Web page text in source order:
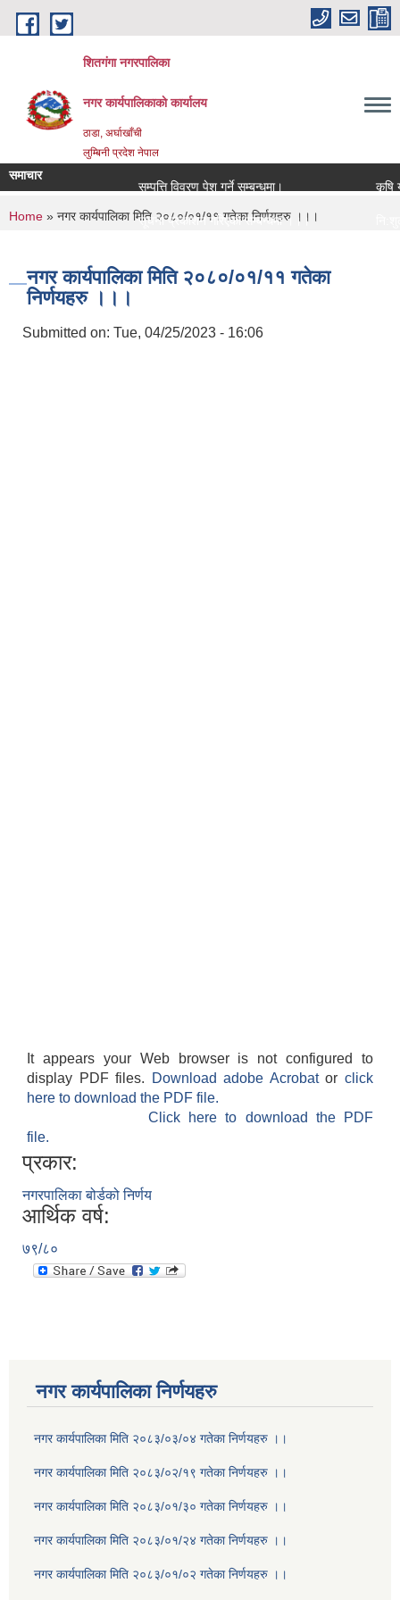
Skip to main content
शितगंगा नगरपालिका
नगर कार्यपालिकाकाे कार्यालय
ठाडा, अर्घाखाँची
लुम्बिनी प्रदेश नेपाल
समाचार
सम्पत्ति विवरण पेश गर्ने सम्बन्धमा।
कृषि
सूचना प्रकाशन गरिएको सम्बन्धमा ।।।
You are here
Home » नगर कार्यपालिका मिति २०८०/०१/११ गतेका निर्णयहरु ।।।
नगर कार्यपालिका मिति २०८०/०१/११ गतेका
निर्णयहरु ।।।
Submitted on: Tue, 04/25/2023 - 16:06
It appears your Web browser is not configured to
display PDF files.
Download adobe Acrobatorclick
here to download the PDF file.
Click here to download the PDF
file.
प्रकार:
नगरपालिका बोर्डको निर्णय
आर्थिक वर्ष:
७९/८०
नगर कार्यपालिका निर्णयहरु
नगर कार्यपालिका मिति २०८३/०३/०४ गतेका निर्णयहरु ।।
नगर कार्यपालिका मिति २०८३/०२/१९ गतेका निर्णयहरु ।।
नगर कार्यपालिका मिति २०८३/०१/३० गतेका निर्णयहरु ।।
नगर कार्यपालिका मिति २०८३/०१/२४ गतेका निर्णयहरु ।।
नगर कार्यपालिका मिति २०८३/०१/०२ गतेका निर्णयहरु ।।